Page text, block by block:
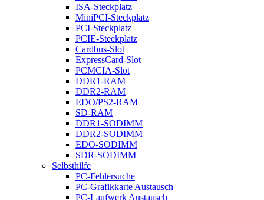
ISA-Steckplatz
MiniPCI-Steckplatz
PCI-Steckplatz
PCIE-Steckplatz
Cardbus-Slot
ExpressCard-Slot
PCMCIA-Slot
DDR1-RAM
DDR2-RAM
EDO/PS2-RAM
SD-RAM
DDR1-SODIMM
DDR2-SODIMM
EDO-SODIMM
SDR-SODIMM
Selbsthilfe
PC-Fehlersuche
PC-Grafikkarte Austausch
PC-Laufwerk Austausch